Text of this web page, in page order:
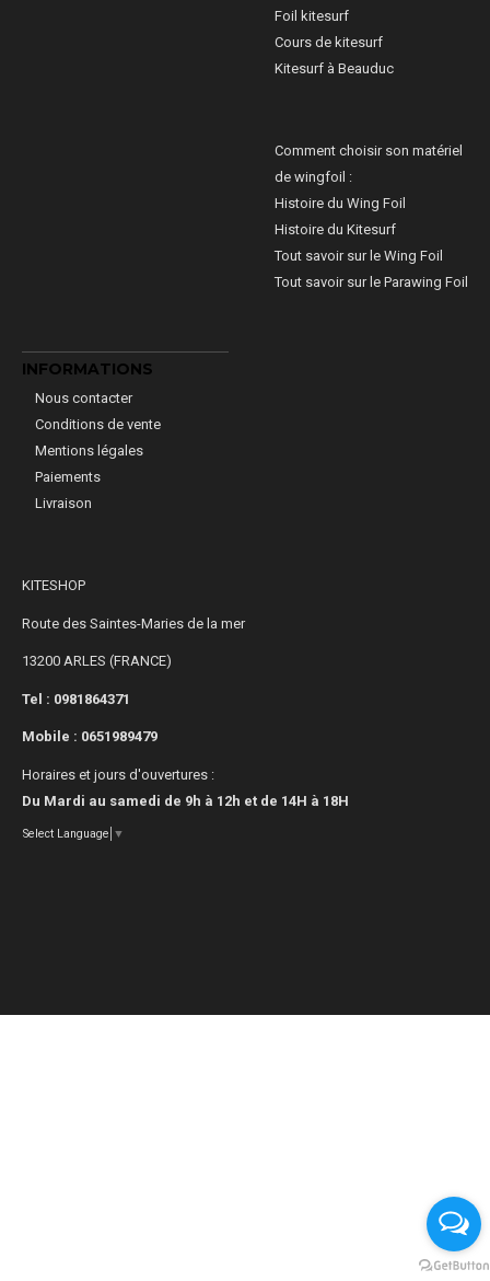
Foil kitesurf
Cours de kitesurf
Kitesurf à Beauduc
Comment choisir son matériel
de wingfoil :
Histoire du Wing Foil
Histoire du Kitesurf
Tout savoir sur le Wing Foil
Tout savoir sur le Parawing Foil
INFORMATIONS
Nous contacter
Conditions de vente
Mentions légales
Paiements
Livraison
KITESHOP
Route des Saintes-Maries de la mer
13200 ARLES (FRANCE)
Tel : 0981864371
Mobile : 0651989479
Horaires et jours d'ouvertures :
Du Mardi au samedi de 9h à 12h et de 14H à 18H
Select Language ▼